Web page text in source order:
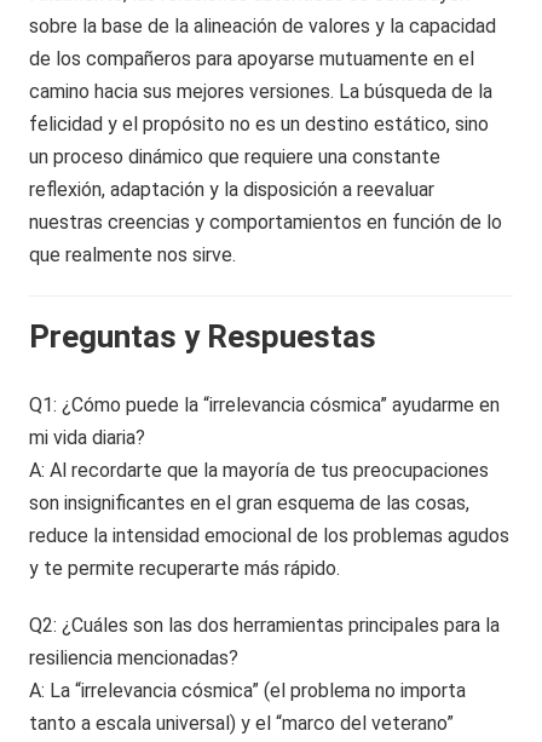
sobre la base de la alineación de valores y la capacidad
de los compañeros para apoyarse mutuamente en el
camino hacia sus mejores versiones. La búsqueda de la
felicidad y el propósito no es un destino estático, sino
un proceso dinámico que requiere una constante
reflexión, adaptación y la disposición a reevaluar
nuestras creencias y comportamientos en función de lo
que realmente nos sirve.
Preguntas y Respuestas
Q1: ¿Cómo puede la “irrelevancia cósmica” ayudarme en
mi vida diaria?
A: Al recordarte que la mayoría de tus preocupaciones
son insignificantes en el gran esquema de las cosas,
reduce la intensidad emocional de los problemas agudos
y te permite recuperarte más rápido.
Q2: ¿Cuáles son las dos herramientas principales para la
resiliencia mencionadas?
A: La “irrelevancia cósmica” (el problema no importa
tanto a escala universal) y el “marco del veterano”